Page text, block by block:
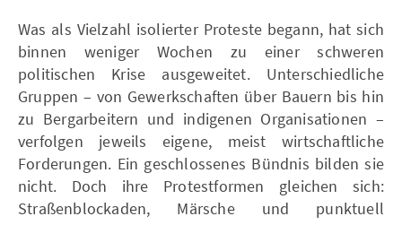
Was als Vielzahl isolierter Proteste begann, hat sich
binnen weniger Wochen zu einer schweren
politischen Krise ausgeweitet. Unterschiedliche
Gruppen – von Gewerkschaften über Bauern bis hin
zu Bergarbeitern und indigenen Organisationen –
verfolgen jeweils eigene, meist wirtschaftliche
Forderungen. Ein geschlossenes Bündnis bilden sie
nicht. Doch ihre Protestformen gleichen sich:
Straßenblockaden, Märsche und punktuell